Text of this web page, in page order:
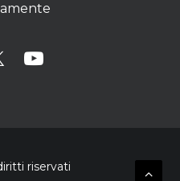
riservati